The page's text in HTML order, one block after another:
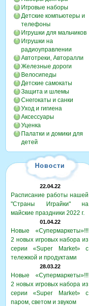
Игровые наборы
Детские компьютеры и
телефоны
Игрушки для мальчиков
Игрушки на
радиоуправлении
Автотреки, Авторалли
Железные дороги
Велосипеды
Детские самокаты
Защита и шлемы
Снегокаты и санки
Уход и гигиена
Аксессуары
Уценка
Палатки и домики для
детей
Новости
22.04.22
Расписание работы нашей
"Страны Играйки" на
майские праздники 2022 г.
01.04.22
Новые «Супермаркеты»!!!
2 новых игровых набора из
серии «Super Market» с
тележкой и продуктами
28.03.22
Новые «Супермаркеты»!!!
2 новых игровых набора из
серии «Super Market» с
паром, светом и звуком